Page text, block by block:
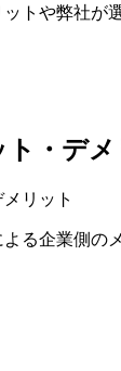
トや弊社が
・デメ
る企業側の